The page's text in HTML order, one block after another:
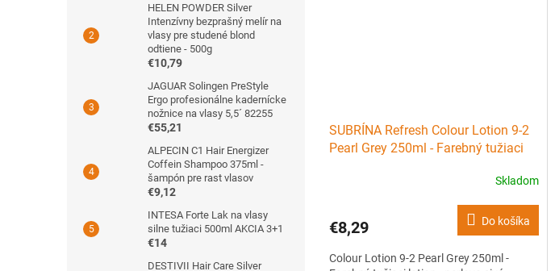
HELEN POWDER Silver
Intenzívny bezprašný melír na
vlasy pre studené blond
odtiene - 500g
€10,79
JAGUAR Solingen PreStyle
Ergo profesionálne kadernícke
nožnice na vlasy 5,5´ 82255
€55,21
ALPECIN C1 Hair Energizer
Coffein Shampoo 375ml -
šampón pre rast vlasov
€9,12
INTESA Forte Lak na vlasy
silne tužiaci 500ml AKCIA 3+1
€14
DESTIVII Hair Care Silver
SUBRÍNA Refresh Colour Lotion 9-2
Pearl Grey 250ml - Farebný tužiaci
Skladom
€8,29 Do košíka
Colour Lotion 9-2 Pearl Grey 250ml -